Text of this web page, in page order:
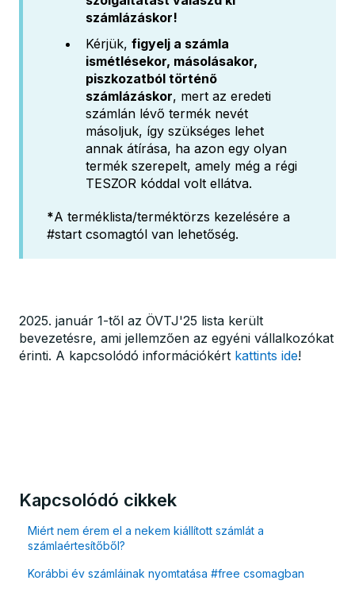
számlázáskor!
Kérjük, figyelj a számla
ismétlésekor, másolásakor,
piszkozatból történő
számlázáskor, mert az eredeti
számlán lévő termék nevét
másoljuk, így szükséges lehet
annak átírása, ha azon egy olyan
termék szerepelt, amely még a régi
TESZOR kóddal volt ellátva.
*A terméklista/terméktörzs kezelésére a
#start csomagtól van lehetőség.
2025. január 1-től az ÖVTJ'25 lista került
bevezetésre, ami jellemzően az egyéni vállalkozókat
érinti. A kapcsolódó információkért kattints ide!
Kapcsolódó cikkek
Miért nem érem el a nekem kiállított számlát a
számlaértesítőből?
Korábbi év számláinak nyomtatása #free csomagban